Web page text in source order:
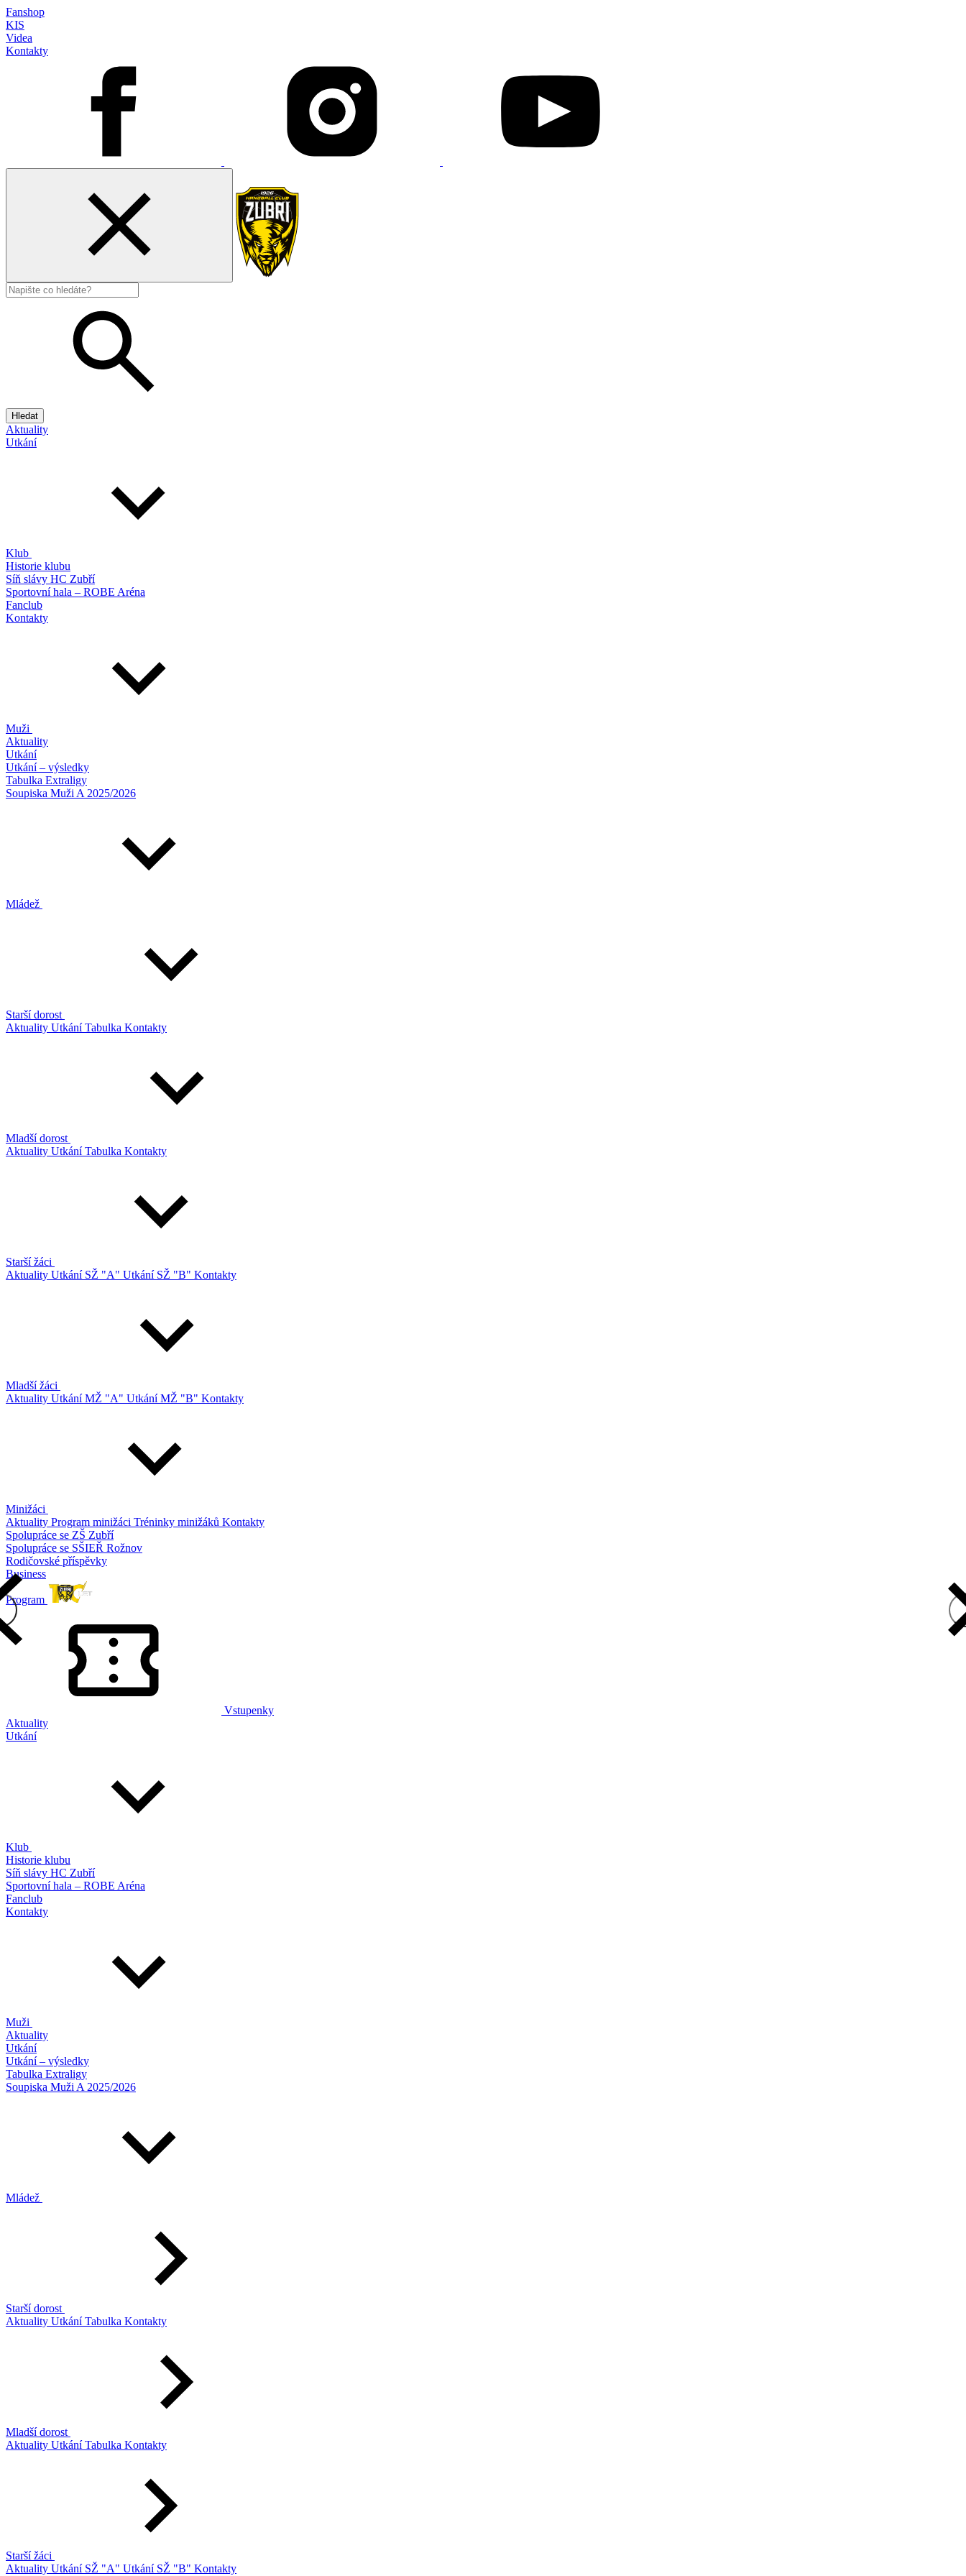
Fanshop
KIS
Videa
Kontakty
Hledat
Aktuality
Utkání
Klub
Historie klubu
Síň slávy HC Zubří
Sportovní hala – ROBE Aréna
Fanclub
Kontakty
Muži
Aktuality
Utkání
Utkání – výsledky
Tabulka Extraligy
Soupiska Muži A 2025/2026
Mládež
Starší dorost
Aktuality UtkáníTabulka Kontakty
Mladší dorost
Aktuality UtkáníTabulka Kontakty
Starší žáci
Aktuality Utkání SŽ "A" Utkání SŽ "B" Kontakty
Mladší žáci
Aktuality Utkání MŽ "A" Utkání MŽ "B" Kontakty
Minižáci
Aktuality Program minižáci Tréninky minižáků Kontakty
Spolupráce se ZŠ Zubří
Spolupráce se SŠIEŘ Rožnov
Rodičovské příspěvky
Business
Program
Vstupenky
Aktuality
Utkání
Klub
Historie klubu
Síň slávy HC Zubří
Sportovní hala – ROBE Aréna
Fanclub
Kontakty
Muži
Aktuality
Utkání
Utkání – výsledky
Tabulka Extraligy
Soupiska Muži A 2025/2026
Mládež
Starší dorost
Aktuality UtkáníTabulka Kontakty
Mladší dorost
Aktuality UtkáníTabulka Kontakty
Starší žáci
Aktuality Utkání SŽ "A" Utkání SŽ "B" Kontakty